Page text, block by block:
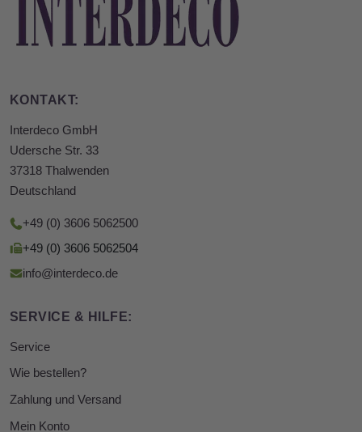
KONTAKT:
Interdeco GmbH
Udersche Str. 33
37318 Thalwenden
Deutschland
+49 (0) 3606 5062500
+49 (0) 3606 5062504
info@interdeco.de
SERVICE & HILFE:
Service
Wie bestellen?
Zahlung und Versand
Mein Konto